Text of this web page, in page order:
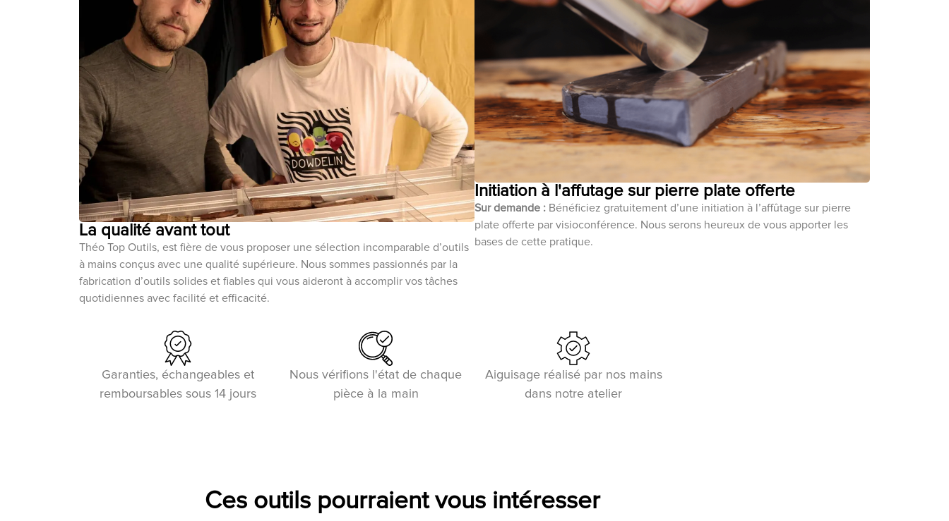
La qualité avant tout
Théo Top Outils, est fière de vous proposer une sélection incomparable d’outils
à mains conçus avec une qualité supérieure. Nous sommes passionnés par la
fabrication d’outils solides et fiables qui vous aideront à accomplir vos tâches
quotidiennes avec facilité et efficacité.
Initiation à l'affutage sur pierre plate offerte
Sur demande : Bénéficiez gratuitement d’une initiation à l’affûtage sur pierre
plate offerte par visioconférence. Nous serons heureux de vous apporter les
bases de cette pratique.
Garanties, échangeables et
remboursables sous 14 jours
Nous vérifions l'état de chaque
pièce à la main
Aiguisage réalisé par nos mains
dans notre atelier
Ces outils pourraient vous intéresser